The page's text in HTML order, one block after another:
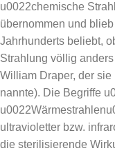
u0022chemische
übernommen und
Jahrhunderts beliebt,
Strahlung völlig
William Draper, der
nannte). Die Begriffe
ultravioletter bzw.
die sterilisierende